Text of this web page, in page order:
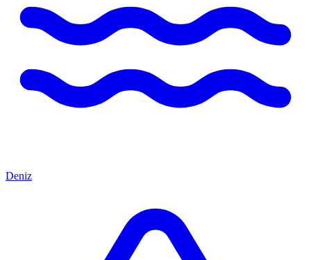
Deniz